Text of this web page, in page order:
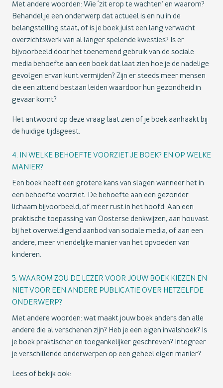
Met andere woorden: Wie ‘zit erop te wachten’ en waarom?
Behandel je een onderwerp dat actueel is en nu in de
belangstelling staat, of is je boek juist een lang verwacht
overzichtswerk van al langer spelende kwesties? Is er
bijvoorbeeld door het toenemend gebruik van de sociale
media behoefte aan een boek dat laat zien hoe je de nadelige
gevolgen ervan kunt vermijden? Zijn er steeds meer mensen
die een zittend bestaan leiden waardoor hun gezondheid in
gevaar komt?
Het antwoord op deze vraag laat zien of je boek aanhaakt bij
de huidige tijdsgeest.
4. IN WELKE BEHOEFTE VOORZIET JE BOEK? EN OP WELKE
MANIER?
Een boek heeft een grotere kans van slagen wanneer het in
een behoefte voorziet. De behoefte aan een gezonder
lichaam bijvoorbeeld, of meer rust in het hoofd. Aan een
praktische toepassing van Oosterse denkwijzen, aan houvast
bij het overweldigend aanbod van sociale media, of aan een
andere, meer vriendelijke manier van het opvoeden van
kinderen.
5. WAAROM ZOU DE LEZER VOOR JOUW BOEK KIEZEN EN
NIET VOOR EEN ANDERE PUBLICATIE OVER HETZELFDE
ONDERWERP?
Met andere woorden: wat maakt jouw boek anders dan alle
andere die al verschenen zijn? Heb je een eigen invalshoek? Is
je boek praktischer en toegankelijker geschreven? Integreer
je verschillende onderwerpen op een geheel eigen manier?
Lees of bekijk ook: